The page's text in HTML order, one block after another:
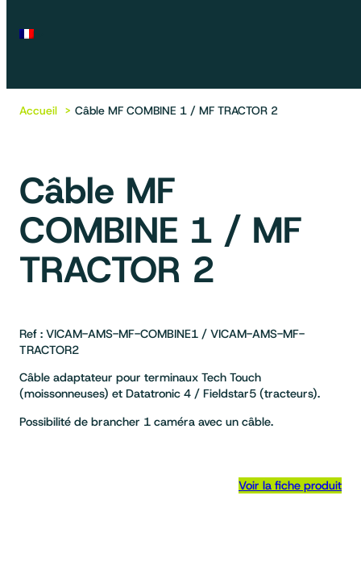
Accueil Câble MF COMBINE 1 / MF TRACTOR 2
Câble MF
COMBINE 1 / MF
TRACTOR 2
Ref : VICAM-AMS-MF-COMBINE1 / VICAM-AMS-MF-
TRACTOR2
Câble adaptateur pour terminaux Tech Touch
(moissonneuses) et Datatronic 4 / Fieldstar5 (tracteurs).
Possibilité de brancher 1 caméra avec un câble.
Voir la fiche produit